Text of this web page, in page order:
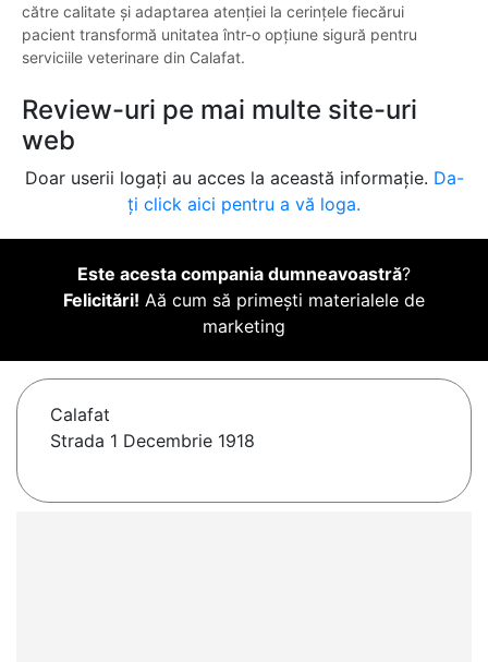
către calitate și adaptarea atenției la cerințele fiecărui
pacient transformă unitatea într-o opțiune sigură pentru
serviciile veterinare din Calafat.
Review-uri pe mai multe site-uri
web
Doar userii logați au acces la această informație. Da-
ți click aici pentru a vă loga.
Este acesta compania dumneavoastră?
Felicitări! Aă cum să primești materialele de
marketing
Calafat
Strada 1 Decembrie 1918